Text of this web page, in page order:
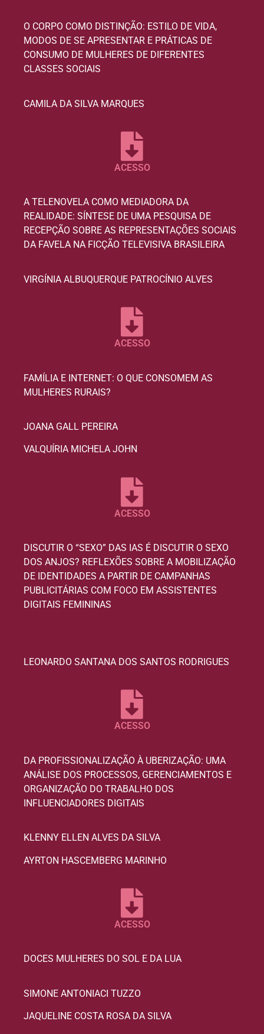
O CORPO COMO DISTINÇÃO: ESTILO DE VIDA,
MODOS DE SE APRESENTAR E PRÁTICAS DE
CONSUMO DE MULHERES DE DIFERENTES
CLASSES SOCIAIS
CAMILA DA SILVA MARQUES
ACESSO
A TELENOVELA COMO MEDIADORA DA
REALIDADE: SÍNTESE DE UMA PESQUISA DE
RECEPÇÃO SOBRE AS REPRESENTAÇÕES SOCIAIS
DA FAVELA NA FICÇÃO TELEVISIVA BRASILEIRA
VIRGÍNIA ALBUQUERQUE PATROCÍNIO ALVES
ACESSO
FAMÍLIA E INTERNET: O QUE CONSOMEM AS
MULHERES RURAIS?
JOANA GALL PEREIRA
VALQUÍRIA MICHELA JOHN
ACESSO
DISCUTIR O “SEXO” DAS IAS É DISCUTIR O SEXO
DOS ANJOS? REFLEXÕES SOBRE A MOBILIZAÇÃO
DE IDENTIDADES A PARTIR DE CAMPANHAS
PUBLICITÁRIAS COM FOCO EM ASSISTENTES
DIGITAIS FEMININAS
LEONARDO SANTANA DOS SANTOS RODRIGUES
ACESSO
DA PROFISSIONALIZAÇÃO À UBERIZAÇÃO: UMA
ANÁLISE DOS PROCESSOS, GERENCIAMENTOS E
ORGANIZAÇÃO DO TRABALHO DOS
INFLUENCIADORES DIGITAIS
KLENNY ELLEN ALVES DA SILVA
AYRTON HASCEMBERG MARINHO
ACESSO
DOCES MULHERES DO SOL E DA LUA
SIMONE ANTONIACI TUZZO
JAQUELINE COSTA ROSA DA SILVA